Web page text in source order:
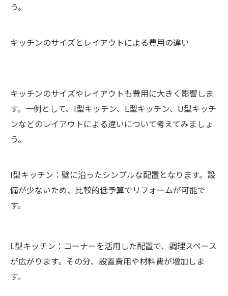
う。
キッチンのサイズとレイアウトによる費用の違い
キッチンのサイズやレイアウトも費用に大きく影響しま
す。一例として、I型キッチン、L型キッチン、U型キッチ
ンなどのレイアウトによる違いについて考えてみましょ
う。
I型キッチン：壁に沿ったシンプルな配置となります。設
備が少ないため、比較的低予算でリフォームが可能で
す。
L型キッチン：コーナーを活用した配置で、調理スペース
が広がります。その分、設置費用や材料費が増加しま
す。